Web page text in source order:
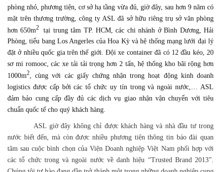
phòng nhỏ, phương tiện, cơ sở hạ tầng vừa đủ, giờ đây, sau hơn 9 năm có
mặt trên thương trường, công ty ASL đã sở hữu riêng trụ sở văn phòng
hơn 650m2tại trung tâm TP. HCM, các chi nhánh ở Bình Dương, Hải
Phòng, tiểu bang Los Angerles của Hoa Kỳ và hệ thống mạng lưới đại lý
đặt ở nhiều quốc gia trên thế giới. Đội xe container đã có 12 đầu kéo, 20
sơ mi romooc, các xe tải tải trọng hơn 2 tấn, hệ thống kho bãi rộng hơn
1000m2, cùng với các giấy chứng nhận trong hoạt động kinh doanh
logistics được cấp bởi các tổ chức uy tín trong và ngoài nước,… ASL
đảm bảo cung cấp đầy đủ các dịch vụ giao nhận vận chuyển vớitiêu
chuẩn quốc tế cho quý khách hàng.
ASL giờ đây không chỉ được khách hàng và nhà đầu tư trong
nước biết đến, mà còn được nhiều phương tiện thông tin báo đài quan
tâm sau cuộc bình chọn của Viện Doanh nghiệp Việt Nam phối hợp với
các tổ chức trong và ngoài nước về danh hiệu “Trusted Brand 2013”.